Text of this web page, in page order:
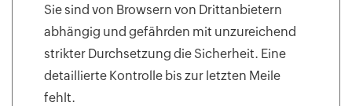
Sind Sie
bereit für
Sie sind von Browsern von Drittanbietern
abhängig und gefährden mit unzureichend
strikter Durchsetzung die Sicherheit. Eine
detaillierte Kontrolle bis zur letzten Meile
fehlt.